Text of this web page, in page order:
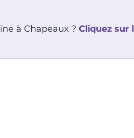
à Chapeaux ? Cliquez sur